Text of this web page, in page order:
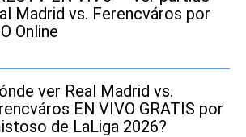
Madrid vs. Ferencváros por
Online
ver Real Madrid vs.
EN VIVO GRATIS por
de LaLiga 2026?